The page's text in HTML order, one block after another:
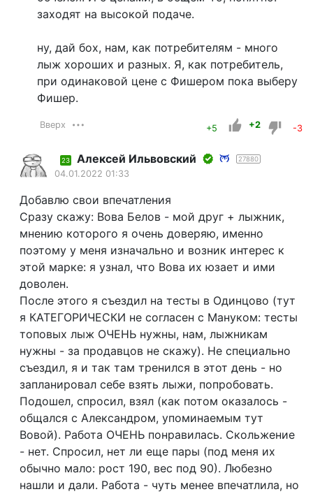
заходят на высокой подаче.
ну, дай бох, нам, как потребителям - много
лыж хороших и разных. Я, как потребитель,
при одинаковой цене с Фишером пока выберу
Фишер.
Вверх +5 +2 -3
23 Алексей Ильвовский 27880
04.01.2022 01:33
Добавлю свои впечатления
Сразу скажу: Вова Белов - мой друг + лыжник,
мнению которого я очень доверяю, именно
поэтому у меня изначально и возник интерес к
этой марке: я узнал, что Вова их юзает и ими
доволен.
После этого я съездил на тесты в Одинцово (тут
я КАТЕГОРИЧЕСКИ не согласен с Мануком: тесты
топовых лыж ОЧЕНЬ нужны, нам, лыжникам
нужны - за продавцов не скажу). Не специально
съездил, я и так там тренился в этот день - но
запланировал себе взять лыжи, попробовать.
Подошел, спросил, взял (как потом оказалось -
общался с Александром, упоминаемым тут
Вовой). Работа ОЧЕНЬ понравилась. Скольжение
- нет. Спросил, нет ли еще пары (под меня их
обычно мало: рост 190, вес под 90). Любезно
нашли и дали. Работа - чуть менее впечатлила, но